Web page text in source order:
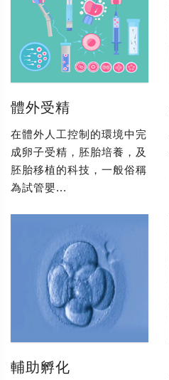
體外受精
在體外人工控制的環境中完
成卵子受精，胚胎培養，及
胚胎移植的科技，一般俗稱
為試管嬰...
輔助孵化